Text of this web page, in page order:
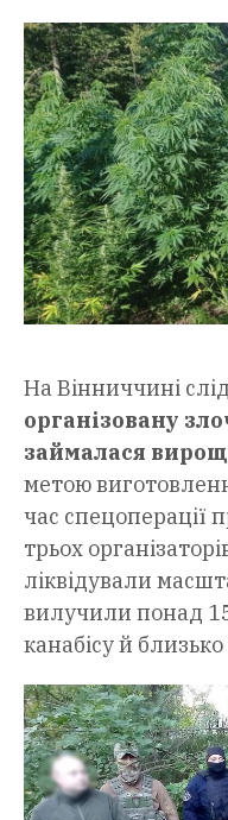
На Вінниччині
організовану
займалася
метою
час спецоперації
трьох
ліквідували
вилучили понад
канабісу й